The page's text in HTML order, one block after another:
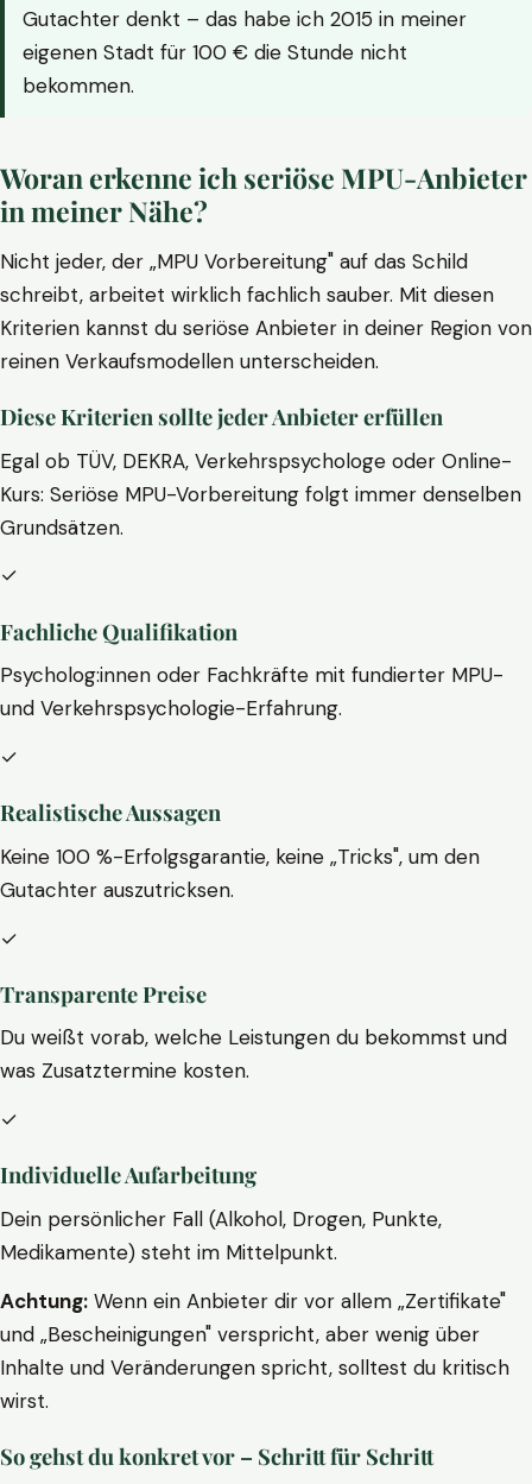
Gutachter denkt – das habe ich 2015 in meiner
eigenen Stadt für 100 € die Stunde nicht
bekommen.
Woran erkenne ich seriöse MPU-Anbieter
in meiner Nähe?
Nicht jeder, der „MPU Vorbereitung" auf das Schild
schreibt, arbeitet wirklich fachlich sauber. Mit diesen
Kriterien kannst du seriöse Anbieter in deiner Region von
reinen Verkaufsmodellen unterscheiden.
Diese Kriterien sollte jeder Anbieter erfüllen
Egal ob TÜV, DEKRA, Verkehrspsychologe oder Online-
Kurs: Seriöse MPU-Vorbereitung folgt immer denselben
Grundsätzen.
✓
Fachliche Qualifikation
Psycholog:innen oder Fachkräfte mit fundierter MPU-
und Verkehrspsychologie-Erfahrung.
✓
Realistische Aussagen
Keine 100 %-Erfolgsgarantie, keine „Tricks", um den
Gutachter auszutricksen.
✓
Transparente Preise
Du weißt vorab, welche Leistungen du bekommst und
was Zusatztermine kosten.
✓
Individuelle Aufarbeitung
Dein persönlicher Fall (Alkohol, Drogen, Punkte,
Medikamente) steht im Mittelpunkt.
Achtung: Wenn ein Anbieter dir vor allem „Zertifikate"
und „Bescheinigungen" verspricht, aber wenig über
Inhalte und Veränderungen spricht, solltest du kritisch
wirst.
So gehst du konkret vor – Schritt für Schritt